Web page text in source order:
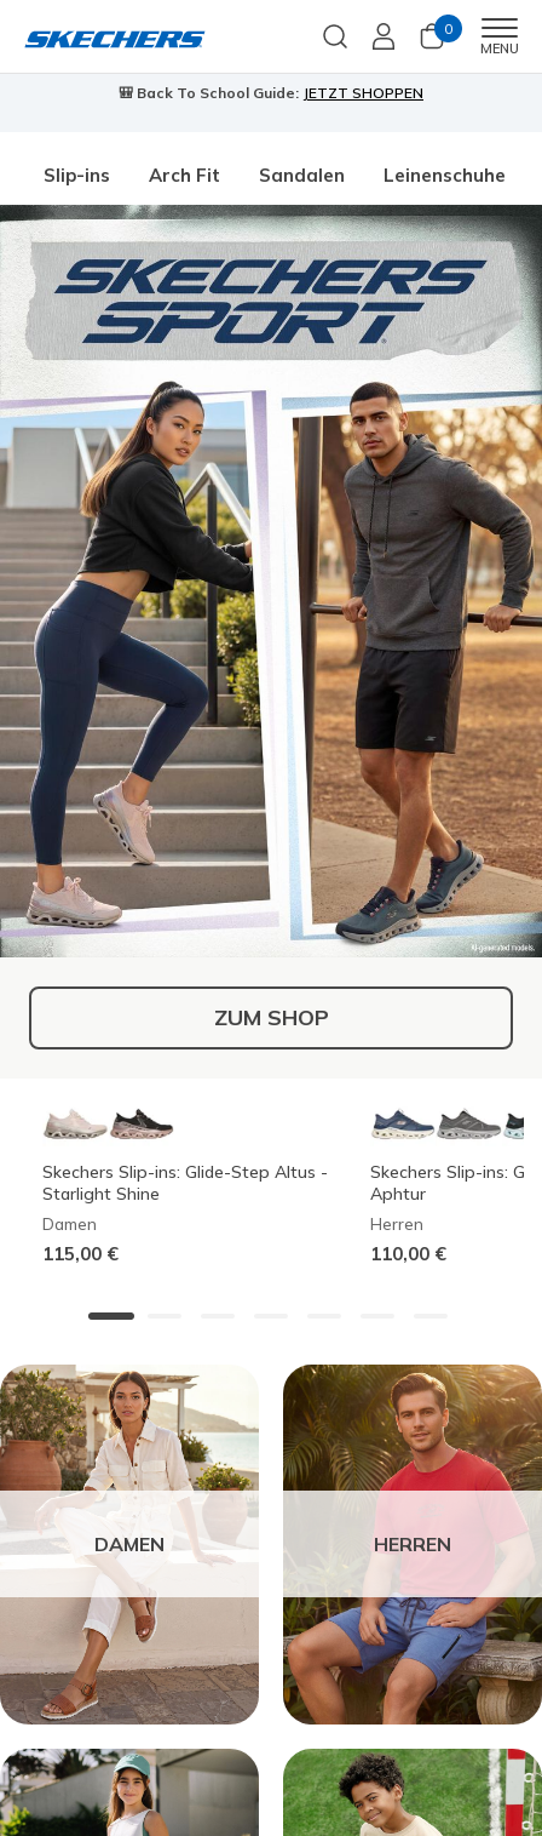
0
MENU
🎒 Back To School Guide: JETZT SHOPPEN
Slip-ins Arch Fit Sandalen Leinenschuhe
ZUM SHOP
Skechers Slip-ins: Glide-Step Altus -
Starlight Shine
Damen
115,00 €
Skechers Slip-ins:
Aphtur
Herren
110,00 €
DAMEN HERREN